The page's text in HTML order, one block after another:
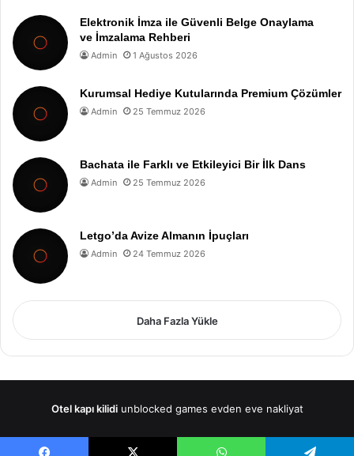
Elektronik İmza ile Güvenli Belge Onaylama
ve İmzalama Rehberi
Admin 1 Ağustos 2026
Kurumsal Hediye Kutularında Premium Çözümler
Admin 25 Temmuz 2026
Bachata ile Farklı ve Etkileyici Bir İlk Dans
Admin 25 Temmuz 2026
Letgo’da Avize Almanın İpuçları
Admin 24 Temmuz 2026
Daha Fazla Yükle
Otel kapı kilidi unblocked games evden eve nakliyat